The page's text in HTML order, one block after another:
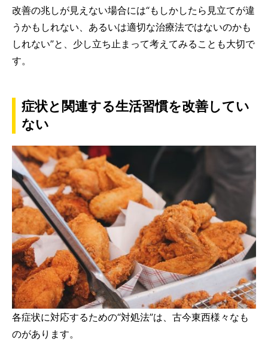
改善の兆しが見えない場合には“もしかしたら見立てが違
うかもしれない、あるいは適切な治療法ではないのかも
しれない”と、少し立ち止まって考えてみることも大切で
す。
症状と関連する生活習慣を改善してい
ない
各症状に対応するための“対処法”は、古今東西様々なも
のがあります。